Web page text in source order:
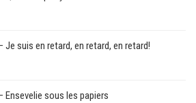
Je suis en retard, en retard, en retard!
Ensevelie sous les papiers